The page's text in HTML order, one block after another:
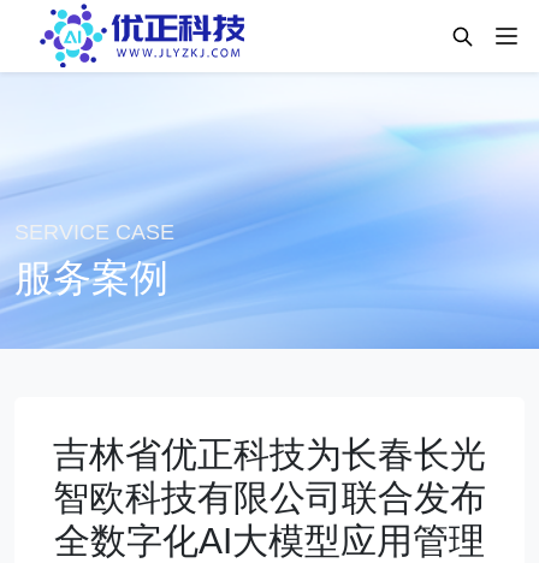
SERVICE CASE
服务案例
吉林省优正科技为长春长光
智欧科技有限公司联合发布
全数字化AI大模型应用管理